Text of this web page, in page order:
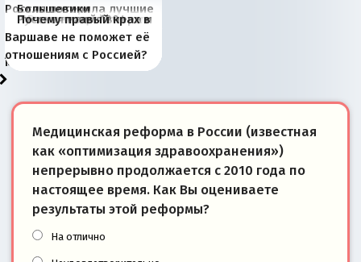
Россия потеряла лучшие
рыбопромысловые
районы Баренцева
моря
Большевики
отличаются от «Яблока»
тем, что они -
победители
Киевская марионетка
Запада рассказала о
«переобувании» хозяев
В России назрели
перемены: 15 шагов к
суверенной экономике
Миграционный пожар
Европы
Россия начинает
сбрасывать балласт
Анкориджа
Россия зимой 1904
года: первые уступки во
внутренней политике
Русская нация вчера и
сегодня
Почему правый крах в
Варшаве не поможет её
отношениям с Россией?
Медицинская реформа в России (известная
как «оптимизация здравоохранения»)
непрерывно продолжается с 2010 года по
настоящее время. Как Вы оцениваете
результаты этой реформы?
На отлично